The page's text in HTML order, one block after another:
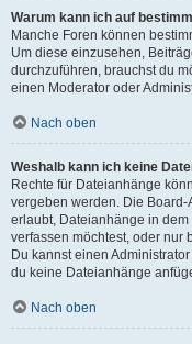
Warum kann ich auf
Manche Foren können
Um diese einzusehen,
durchzuführen, brauchst du
einen Moderator oder
Nach oben
Weshalb kann ich keine
Rechte für Dateianhänge
vergeben werden. Die
erlaubt, Dateianhänge in
verfassen möchtest, oder nur
Du kannst einen
du keine Dateianhänge
Nach oben